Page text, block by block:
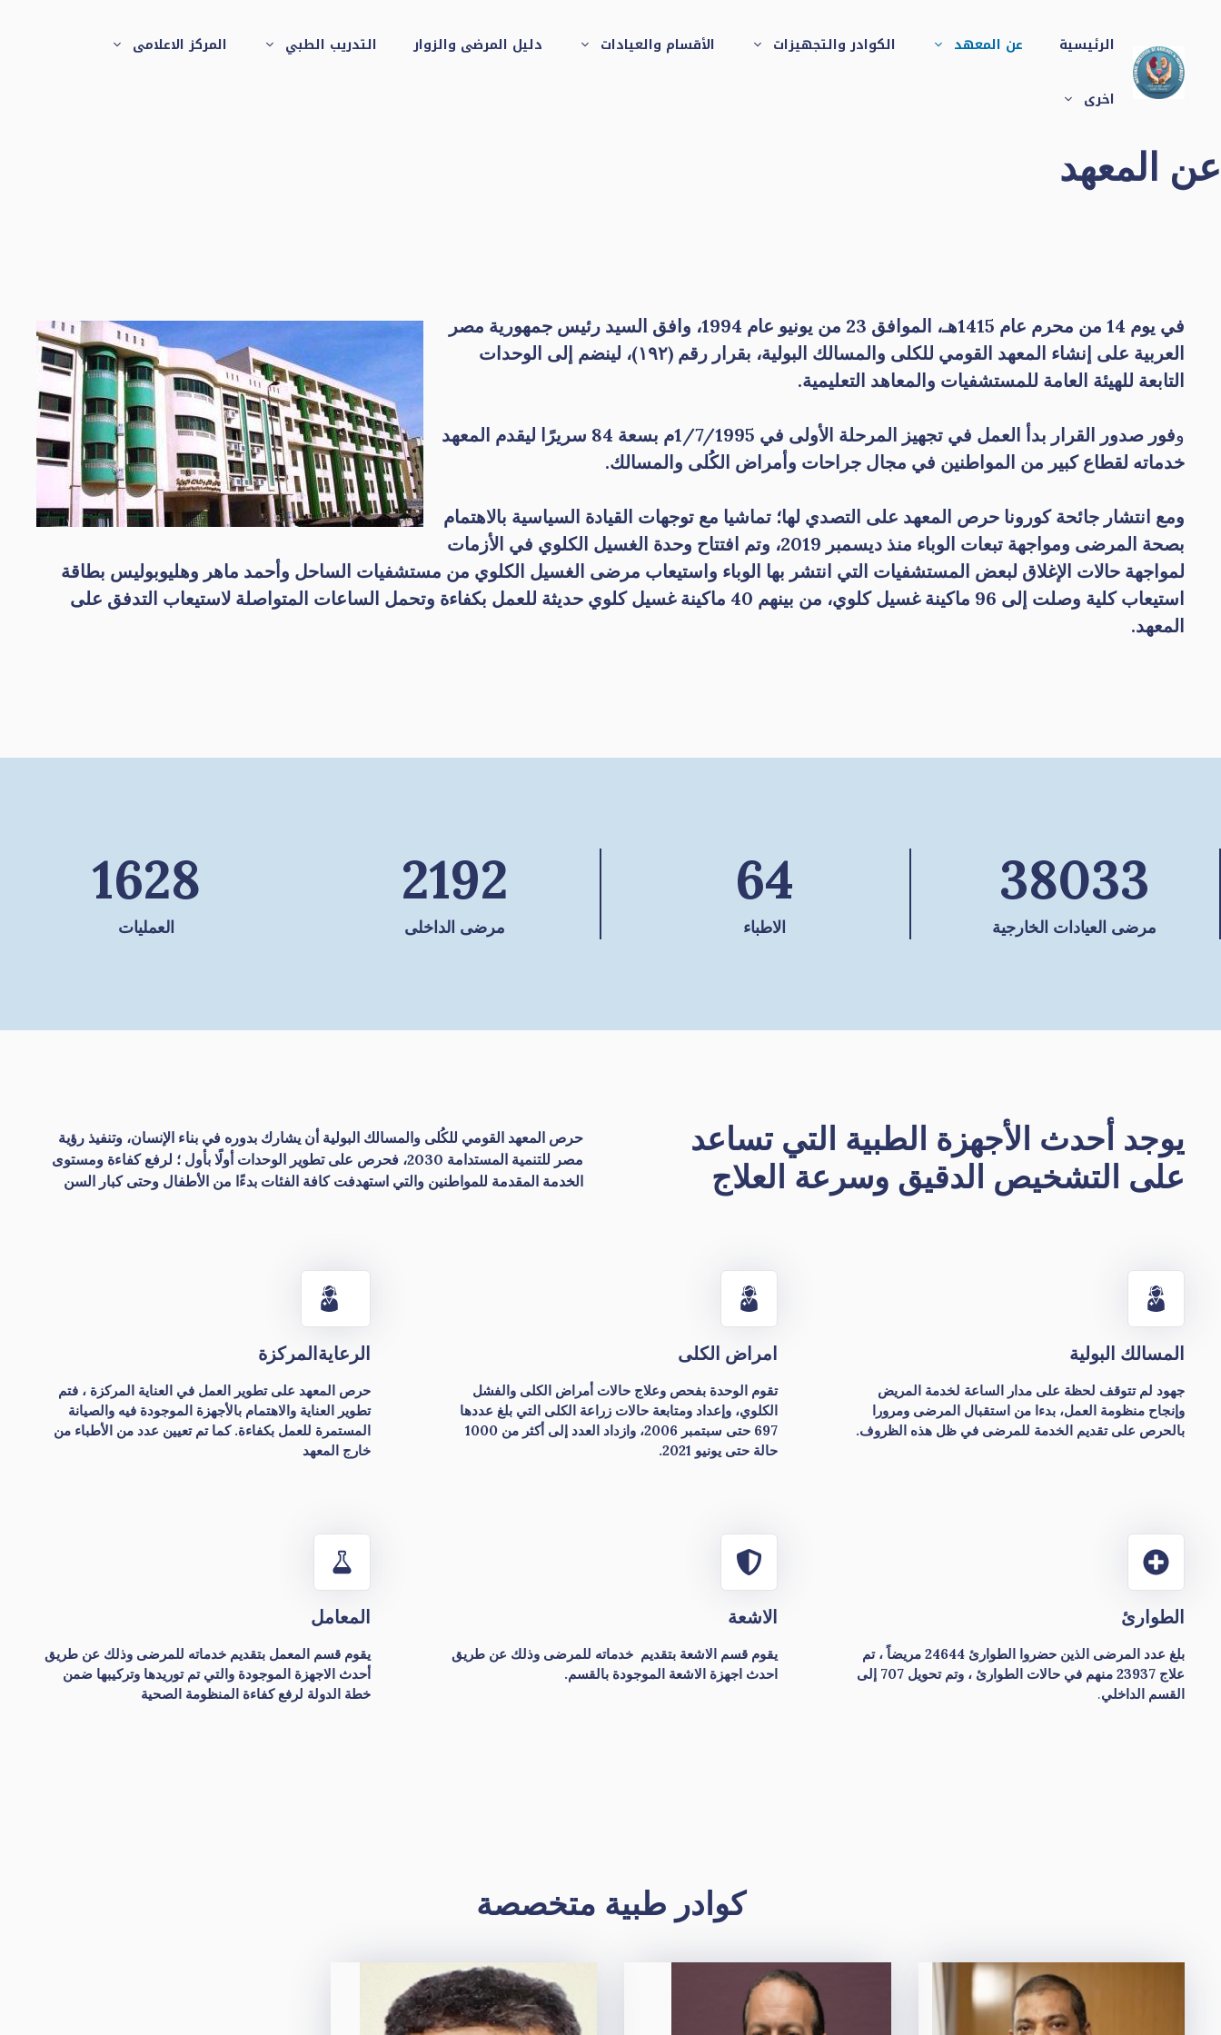
المحتوى
الرئيسية عن المعهد الكوادر والتجهيزات الأقسام والعيادات دليل المرضى والزوار التدريب الطبي المركز الاعلامى
اخرى
عن المعهد
في يوم 14 من محرم عام 1415هـ، الموافق 23 من يونيو عام 1994، وافق السيد رئيس جمهورية مصر
العربية على إنشاء المعهد القومي للكلى والمسالك البولية، بقرار رقم (١٩٢)، لينضم إلى الوحدات
التابعة للهيئة العامة للمستشفيات والمعاهد التعليمية.
و
فور صدور القرار بدأ العمل في تجهيز المرحلة الأولى في 1/7/1995م بسعة 84 سريرًا ليقدم المعهد
خدماته لقطاع كبير من المواطنين في مجال جراحات وأمراض الكُلى والمسالك.
ومع انتشار جائحة كورونا حرص المعهد على التصدي لها؛ تماشيا مع توجهات القيادة السياسية بالاهتمام
بصحة المرضى ومواجهة تبعات الوباء منذ ديسمبر 2019، وتم افتتاح وحدة الغسيل الكلوي في الأزمات
لمواجهة حالات الإغلاق لبعض المستشفيات التي انتشر بها الوباء واستيعاب مرضى الغسيل الكلوي من مستشفيات الساحل وأحمد ماهر وهليوبوليس بطاقة
استيعاب كلية وصلت إلى 96 ماكينة غسيل كلوي، من بينهم 40 ماكينة غسيل كلوي حديثة للعمل بكفاءة وتحمل الساعات المتواصلة لاستيعاب التدفق على
المعهد.
38033
مرضى العيادات الخارجية
64
الاطباء
2192
مرضى الداخلى
1628
العمليات
يوجد أحدث الأجهزة الطبية التي تساعد
على التشخيص الدقيق وسرعة العلاج
حرص المعهد القومي للكُلى والمسالك البولية أن يشارك بدوره في بناء الإنسان، وتنفيذ رؤية
مصر للتنمية المستدامة 2030، فحرص على تطوير الوحدات أولًا بأول
؛ لرفع كفاءة ومستوى
الخدمة المقدمة للمواطنين والتي استهدفت كافة الفئات بدءًا من الأطفال وحتى كبار السن
المسالك البولية
جهود لم تتوقف لحظة على مدار الساعة لخدمة المريض
وإنجاح منظومة العمل، بدءا من استقبال المرضى ومرورا
بالحرص على تقديم الخدمة للمرضى في ظل هذه الظروف.
امراض الكلى
تقوم الوحدة بفحص وعلاج حالات أمراض الكلى والفشل
الكلوي، وإعداد ومتابعة حالات زراعة الكلى التي بلغ عددها
697 حتى سبتمبر 2006، وازداد العدد إلى أكثر من 1000
حالة حتى يونيو 2021.
الرعاية المركزة
حرص المعهد على تطوير العمل في العناية المركزة ، فتم
تطوير العناية والاهتمام بالأجهزة الموجودة فيه والصيانة
المستمرة للعمل بكفاءة. كما تم تعيين عدد من الأطباء من
خارج المعهد
الطوارئ
بلغ عدد المرضى الذين حضروا الطوارئ 24644 مريضاً ، تم
علاج 23937 منهم في حالات الطوارئ ، وتم تحويل 707 إلى
القسم الداخلي.
الاشعة
يقوم قسم الاشعة بتقديم خدماته للمرضى وذلك عن طريق
احدث اجهزة الاشعة الموجودة بالقسم.
المعامل
يقوم قسم المعمل بتقديم خدماته للمرضى وذلك عن طريق
أحدث الاجهزة الموجودة والتي تم توريدها وتركيبها ضمن
خطة الدولة لرفع كفاءة المنظومة الصحية
كوادر طبية متخصصة